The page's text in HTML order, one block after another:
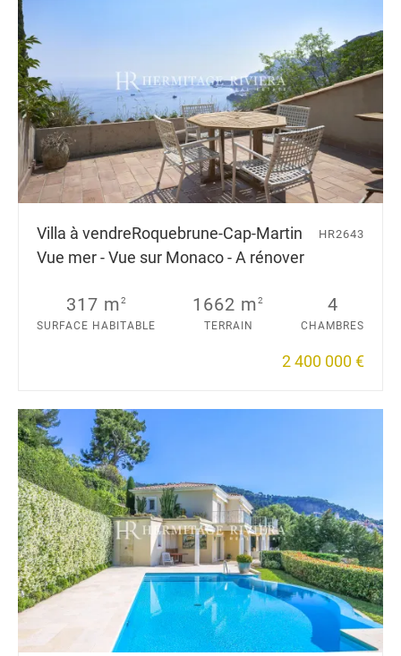
Villa à vendreRoquebrune-Cap-Martin
Vue mer - Vue sur Monaco - A rénover
HR2643
317 m2
SURFACE HABITABLE
1662 m2
TERRAIN
4
CHAMBRES
2 400 000 €